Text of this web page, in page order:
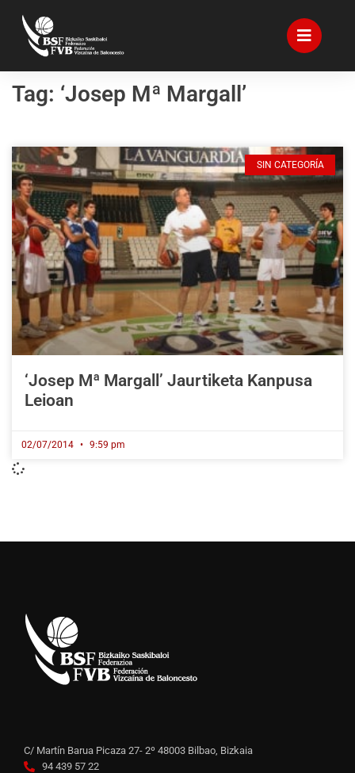
Tag: ‘Josep Mª Margall’
SIN CATEGORÍA
‘Josep Mª Margall’ Jaurtiketa Kanpusa
Leioan
02/07/2014 9:59 pm
C/ Martín Barua Picaza 27- 2º 48003 Bilbao, Bizkaia
94 439 57 22